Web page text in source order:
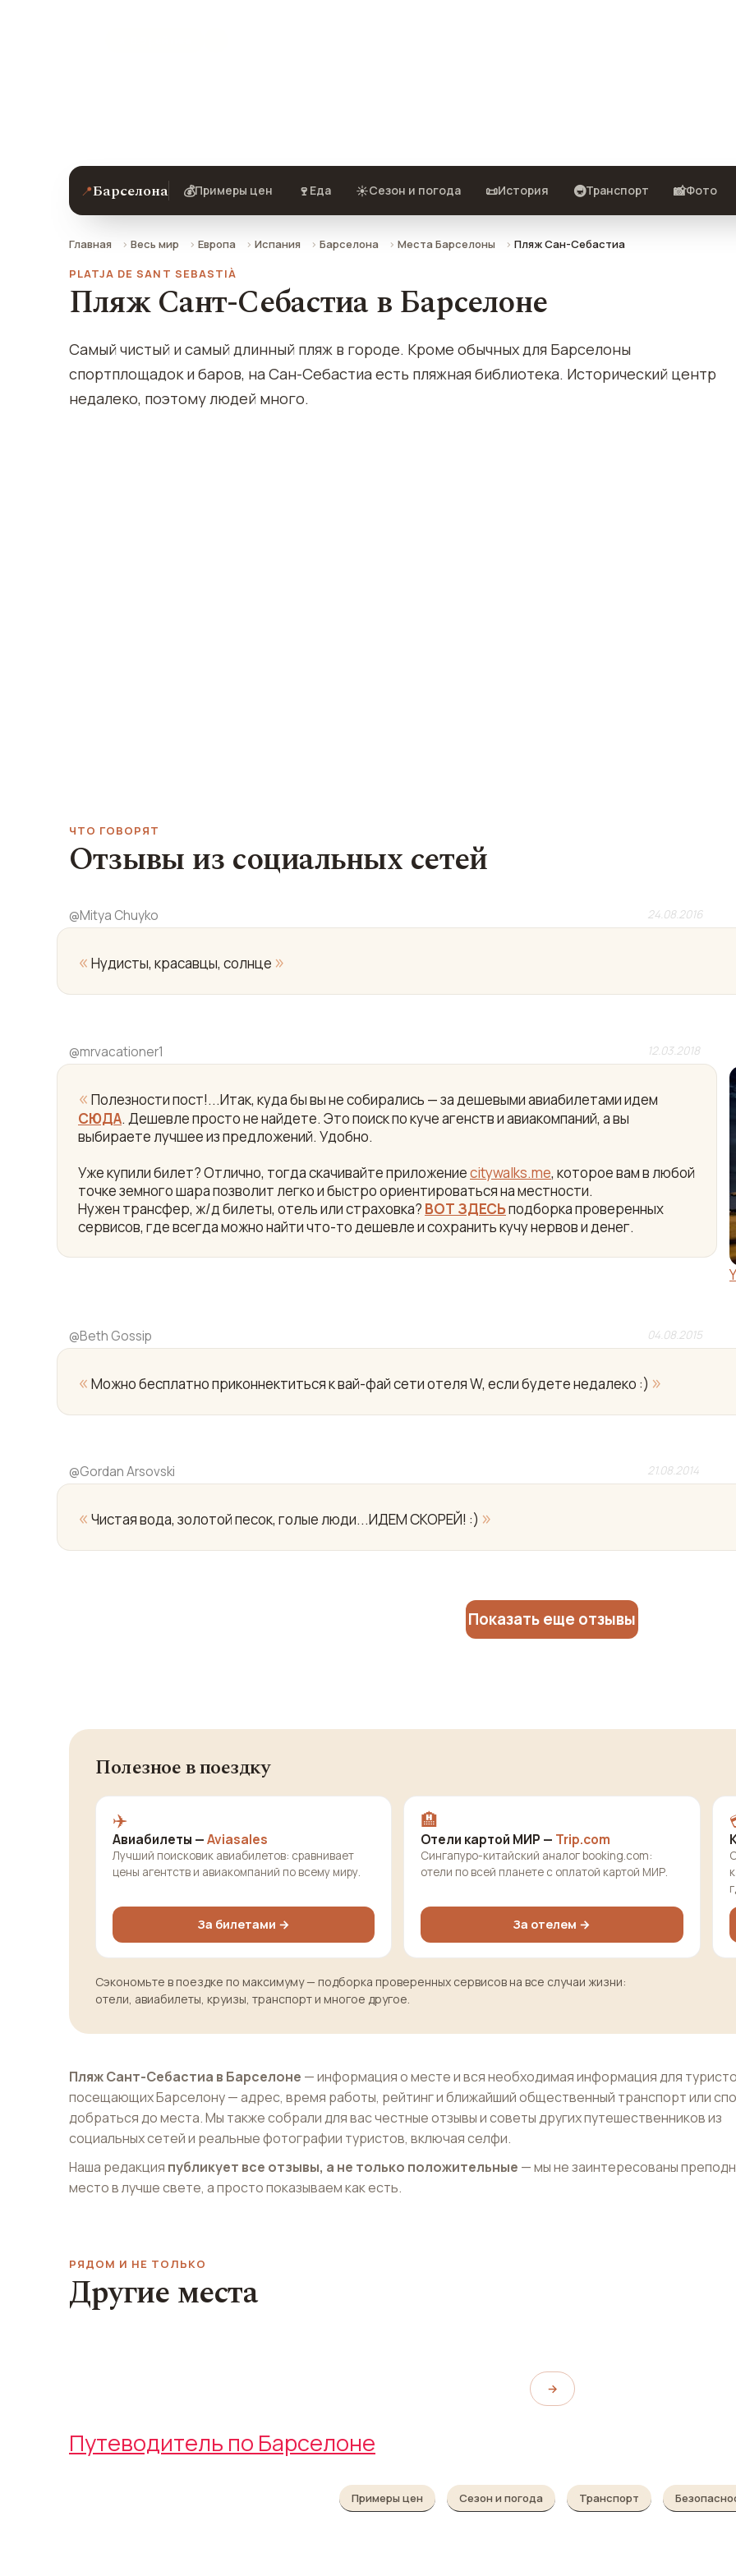
📍Барселона 💰Примеры цен 🍷 Еда ☀️Сезон и погода 📜История 🚇Транспорт 📸Фото
Главная Весь мир Европа Испания Барселона Места Барселоны
Пляж Сан-Себастиа
PLATJA DE SANT SEBASTIÀ
Пляж Сант-Себастиа в Барселоне
Самый чистый и самый длинный пляж в городе. Кроме обычных для Барселоны
спортплощадок и баров, на Сан-Себастиа есть пляжная библиотека. Исторический центр
недалеко, поэтому людей много.
ЧТО ГОВОРЯТ
Отзывы из социальных сетей
@Mitya Chuyko 24.08.2016
« Нудисты, красавцы, солнце »
@mrvacationer1 12.03.2018
« Полезности пост!...Итак, куда бы вы не собирались — за дешевыми авиабилетами идем
СЮДА. Дешевле просто не найдете. Это поиск по куче агенств и авиакомпаний, а вы
выбираете лучшее из предложений. Удобно.
Уже купили билет? Отлично, тогда скачивайте приложениеcitywalks.me, которое вам в любой
точке земного шара позволит легко и быстро ориентироваться на местности.
Нужен трансфер, ж/д билеты, отель или страховка? ВОТ ЗДЕСЬподборка проверенных
сервисов, где всегда можно найти что-то дешевле и сохранить кучу нервов и денег.
@Beth Gossip 04.08.2015
« Можно бесплатно приконнектиться к вай-фай сети отеля W, если будете недалеко :) »
@Gordan Arsovski 21.08.2014
« Чистая вода, золотой песок, голые люди...ИДЕМ СКОРЕЙ! :) »
Показать еще отзывы
Полезное в поездку
✈️
Авиабилеты —Aviasales
Лучший поисковик авиабилетов: сравнивает
цены агентств и авиакомпаний по всему миру.
За билетами →
🏨
Отели картой МИР — Trip.com
Сингапуро-китайский аналог booking.com:
отели по всей планете с оплатой картой МИР.
За отелем →
Сэкономьте в поездке по максимуму — подборка проверенных сервисов на все случаи жизни:
отели, авиабилеты, круизы, транспорт и многое другое.
Пляж Сант-Себастиа в Барселоне — информация о месте и вся необходимая информация для
посещающих Барселону — адрес, время работы, рейтинг и ближайший общественный транспорт или
добраться до места. Мы также собрали для вас честные отзывы и советы других путешественников из
социальных сетей и реальные фотографии туристов, включая селфи.
Наша редакция публикует все отзывы, а не только положительные — мы не заинтересованы
место в лучше свете, а просто показываем как есть.
РЯДОМ И НЕ ТОЛЬКО
Другие места
Ресторан Casa Lolea
→
Путеводитель по Барселоне
Примеры цен Сезон и погода Транспорт